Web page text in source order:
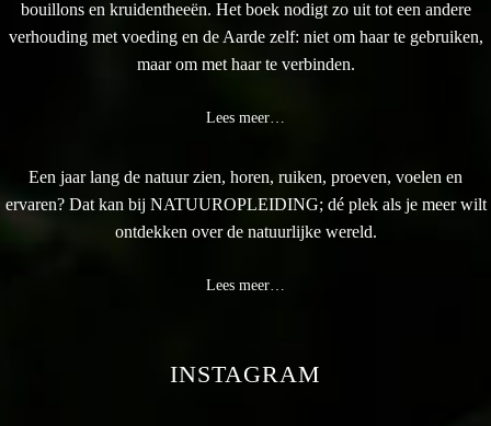
bouillons en kruidentheeën. Het boek nodigt zo uit tot een andere
verhouding met voeding en de Aarde zelf: niet om haar te gebruiken,
maar om met haar te verbinden.
Lees meer…
Een jaar lang de natuur zien, horen, ruiken, proeven, voelen en
ervaren? Dat kan bij NATUUROPLEIDING; dé plek als je meer wilt
ontdekken over de natuurlijke wereld.
Lees meer…
INSTAGRAM